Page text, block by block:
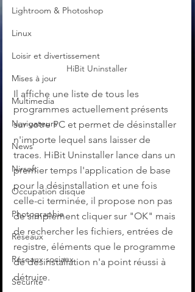
Lightroom & Photoshop
Linux
Loisir et divertissement
Mises à jour
Multimedia
Navigateurs
News
Nirsoft
Occupation disque
Photographie
Réseaux
Réseaux sociaux
Sécurité
HiBit Uninstaller
Il affiche une liste de tous les
programmes actuellement présents
sur votre PC et permet de désinstaller
n'importe lequel sans laisser de
traces. HiBit Uninstaller lance dans un
premier temps l'application de base
pour la désinstallation et une fois
celle-ci terminée, il propose non pas
de simplement cliquer sur "OK" mais
de rechercher les fichiers, entrées de
registre, éléments que le programme
de désinstallation n'a point réussi à
détruire.